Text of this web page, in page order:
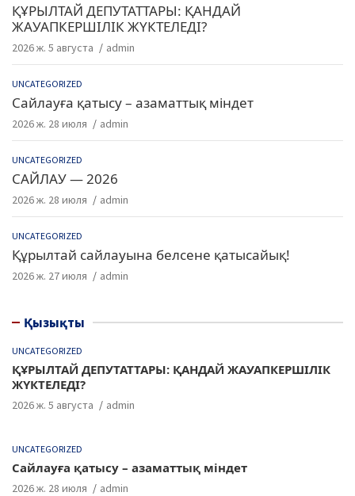
ҚҰРЫЛТАЙ ДЕПУТАТТАРЫ: ҚАНДАЙ
ЖАУАПКЕРШІЛІК ЖҮКТЕЛЕДІ?
2026 ж. 5 августа admin
UNCATEGORIZED
Сайлауға қатысу – азаматтық міндет
2026 ж. 28 июля admin
UNCATEGORIZED
САЙЛАУ — 2026
2026 ж. 28 июля admin
UNCATEGORIZED
Құрылтай сайлауына белсене қатысайық!
2026 ж. 27 июля admin
Қызықты
UNCATEGORIZED
ҚҰРЫЛТАЙ ДЕПУТАТТАРЫ: ҚАНДАЙ ЖАУАПКЕРШІЛІК
ЖҮКТЕЛЕДІ?
2026 ж. 5 августа admin
UNCATEGORIZED
Сайлауға қатысу – азаматтық міндет
2026 ж. 28 июля admin